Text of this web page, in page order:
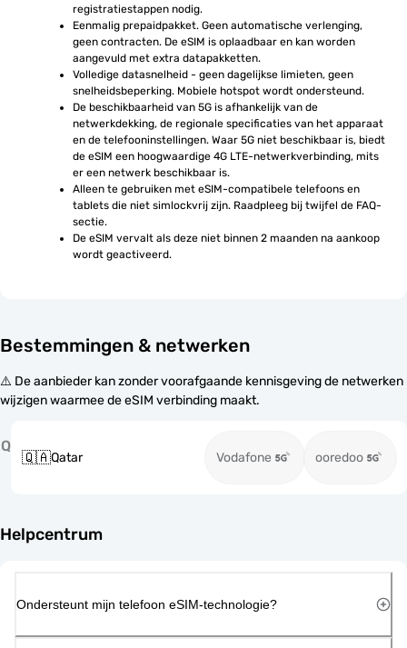
registratiestappen nodig.
Eenmalig prepaidpakket. Geen automatische verlenging,
geen contracten. De eSIM is oplaadbaar en kan worden
aangevuld met extra datapakketten.
Volledige datasnelheid - geen dagelijkse limieten, geen
snelheidsbeperking. Mobiele hotspot wordt ondersteund.
De beschikbaarheid van 5G is afhankelijk van de
netwerkdekking, de regionale specificaties van het apparaat
en de telefooninstellingen. Waar 5G niet beschikbaar is, biedt
de eSIM een hoogwaardige 4G LTE-netwerkverbinding, mits
er een netwerk beschikbaar is.
Alleen te gebruiken met eSIM-compatibele telefoons en
tablets die niet simlockvrij zijn. Raadpleeg bij twijfel de FAQ-
sectie.
De eSIM vervalt als deze niet binnen 2 maanden na aankoop
wordt geactiveerd.
Bestemmingen & netwerken
⚠️ De aanbieder kan zonder voorafgaande kennisgeving de netwerken
wijzigen waarmee de eSIM verbinding maakt.
Q
🇶🇦Qatar Vodafone ooredoo
Helpcentrum
Ondersteunt mijn telefoon eSIM-technologie?